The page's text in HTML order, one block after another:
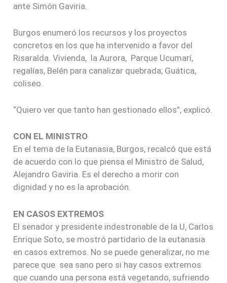
ante Simón Gaviria.
Burgos enumeró los recursos y los proyectos
concretos en los que ha intervenido a favor del
Risaralda. Vivienda, la Aurora, Parque Ucumarí,
regalías, Belén para canalizar quebrada; Guática,
coliseo.
“Quiero ver que tanto han gestionado ellos”, explicó.
CON EL MINISTRO
En el tema de la Eutanasia, Burgos, recalcó que está
de acuerdo con lo que piensa el Ministro de Salud,
Alejandro Gaviria. Es el derecho a morir con
dignidad y no es la aprobación.
EN CASOS EXTREMOS
El senador y presidente indestronable de la U, Carlos
Enrique Soto, se mostró partidario de la eutanasia
en casos extremos. No se puede generalizar, no me
parece que sea sano pero si hay casos extremos
que cuando una persona está vegetando, sufriendo